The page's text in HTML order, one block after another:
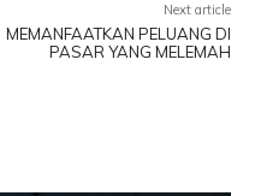
Next article
MEMANFAATKAN PELUANG DI
PASAR YANG MELEMAH